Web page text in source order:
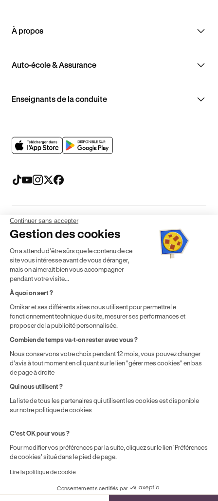
À propos
Auto-école & Assurance
Enseignants de la conduite
Mentions légales CGV CGU Politique de confidentialité
* Détail des conditions de nos offres
localisation géographique et du type de formules que vous
achetez comme détaillé dans nosConditions Générales de
Vente.
Continuer sans accepter
Gestion des cookies
On a attendu d'être sûrs que le contenu de ce
site vous intéresse avant de vous déranger,
mais on aimerait bien vous accompagner
pendant votre visite...
À quoi on sert ?
Ornikar et ses différents sites nous utilisent pour permettre le
fonctionnement technique du site, mesurer ses performances et
proposer de la publicité personnalisée.
Combien de temps va-t-on rester avec vous ?
Nous conservons votre choix pendant 12 mois, vous pouvez changer
d'avis à tout moment en cliquant sur le lien "gérer mes cookies" en bas
de page à droite
Qui nous utilisent ?
La liste de tous les partenaires qui utilisent les cookies est disponible
sur notre politique de cookies
C'est OK pour vous ?
Pour modifier vos préférences par la suite, cliquez sur le lien 'Préférences
de cookies' situé dans le pied de page.
Lire la politique de cookie
Consentements certifiés par
Cookies